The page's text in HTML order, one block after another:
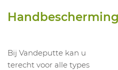
Handbescherming
Bij Vandeputte kan u
terecht voor alle types